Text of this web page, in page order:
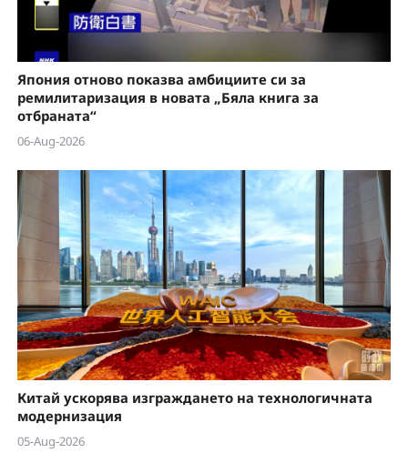
Япония отново показва амбициите си за
ремилитаризация в новата „Бяла книга за
отбраната“
06-Aug-2026
Китай ускорява изграждането на технологичната
модернизация
05-Aug-2026